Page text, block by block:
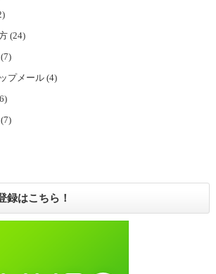
(24)
プメール (4)
録はこちら！